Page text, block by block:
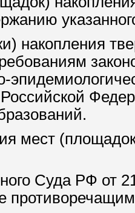
накопления
мест
Суда РФ от